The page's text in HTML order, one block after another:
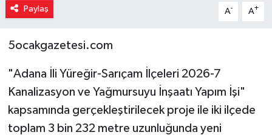
Paylaş A- A+
5ocakgazetesi.com
"Adana İli Yüreğir-Sarıçam İlçeleri 2026-7
Kanalizasyon ve Yağmursuyu İnşaatı Yapım İşi"
kapsamında gerçekleştirilecek proje ile iki ilçede
toplam 3 bin 232 metre uzunluğunda yeni